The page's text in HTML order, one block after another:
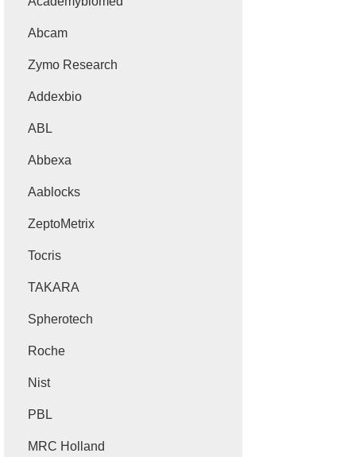
Abcam
Zymo Research
Addexbio
ABL
Abbexa
Aablocks
ZeptoMetrix
Tocris
TAKARA
Spherotech
Roche
Nist
PBL
MRC Holland